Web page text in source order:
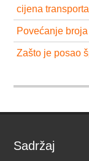
cijena
Povećanje
Zašto je posao
Sadržaj